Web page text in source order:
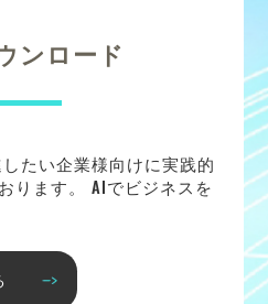
ンロード
たい企業様向けに実践的
ります。 AIでビジネスを